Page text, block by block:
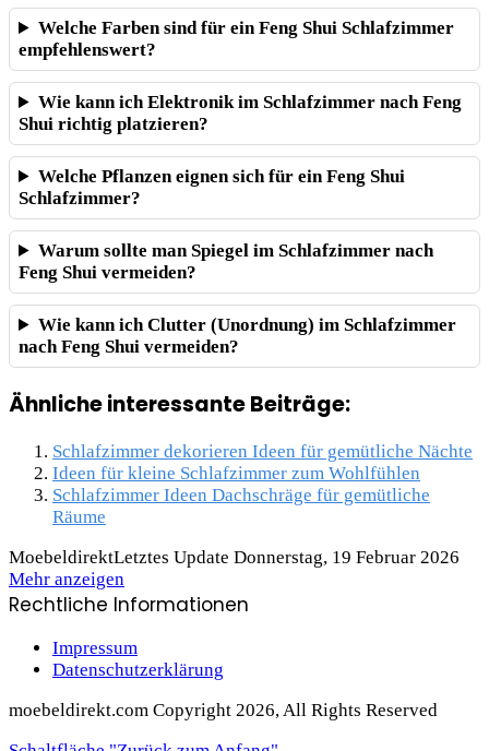
Welche Farben sind für ein Feng Shui Schlafzimmer
empfehlenswert?
Wie kann ich Elektronik im Schlafzimmer nach Feng
Shui richtig platzieren?
Welche Pflanzen eignen sich für ein Feng Shui
Schlafzimmer?
Warum sollte man Spiegel im Schlafzimmer nach
Feng Shui vermeiden?
Wie kann ich Clutter (Unordnung) im Schlafzimmer
nach Feng Shui vermeiden?
Ähnliche interessante Beiträge:
Schlafzimmer dekorieren Ideen für gemütliche Nächte
Ideen für kleine Schlafzimmer zum Wohlfühlen
Schlafzimmer Ideen Dachschräge für gemütliche
Räume
MoebeldirektLetztes Update Donnerstag, 19 Februar 2026
Mehr anzeigen
Rechtliche Informationen
Impressum
Datenschutzerklärung
moebeldirekt.com Copyright 2026, All Rights Reserved